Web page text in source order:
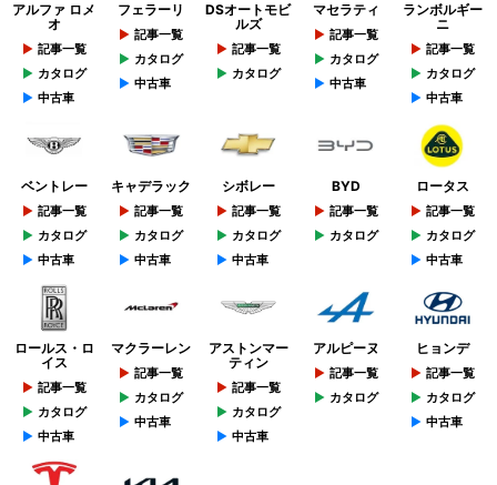
アルファ ロメ
オ
記事一覧
カタログ
中古車
フェラーリ
記事一覧
カタログ
中古車
DSオートモビ
ルズ
記事一覧
カタログ
マセラティ
記事一覧
カタログ
中古車
ランボルギー
ニ
記事一覧
カタログ
中古車
ベントレー
記事一覧
カタログ
中古車
キャデラック
記事一覧
カタログ
中古車
シボレー
記事一覧
カタログ
中古車
BYD
記事一覧
カタログ
ロータス
記事一覧
カタログ
中古車
ロールス・ロ
イス
記事一覧
カタログ
中古車
マクラーレン
記事一覧
カタログ
中古車
アストンマー
ティン
記事一覧
カタログ
中古車
アルピーヌ
記事一覧
カタログ
ヒョンデ
記事一覧
カタログ
中古車